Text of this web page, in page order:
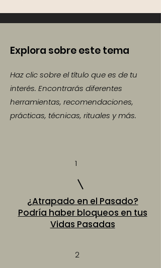
Explora sobre este tema
Haz clic sobre el título que es de tu
interés. Encontrarás diferentes
herramientas, recomendaciones,
prácticas, técnicas, rituales y más.
1
¿Atrapado en el Pasado?
Podría haber bloqueos en tus
Vidas Pasadas
2